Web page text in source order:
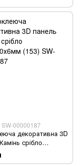
SW-00000187
декоративна 3D
срібло
(153) SW-